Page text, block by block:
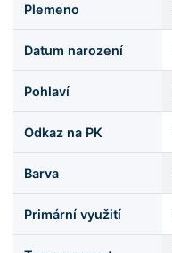
Plemeno
Datum narození
Pohlaví
Odkaz na PK
Barva
Primární využití